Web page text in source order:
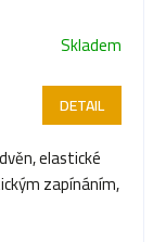
Skladem
DETAIL
elastické
zapínáním,